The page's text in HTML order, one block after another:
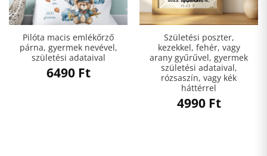
Pilóta macis emlékőrző
párna, gyermek nevével,
születési adataival
6490 Ft
Születési poszter,
kezekkel, fehér, vagy
arany gyűrűvel, gyermek
születési adataival,
rózsaszín, vagy kék
háttérrel
4990 Ft